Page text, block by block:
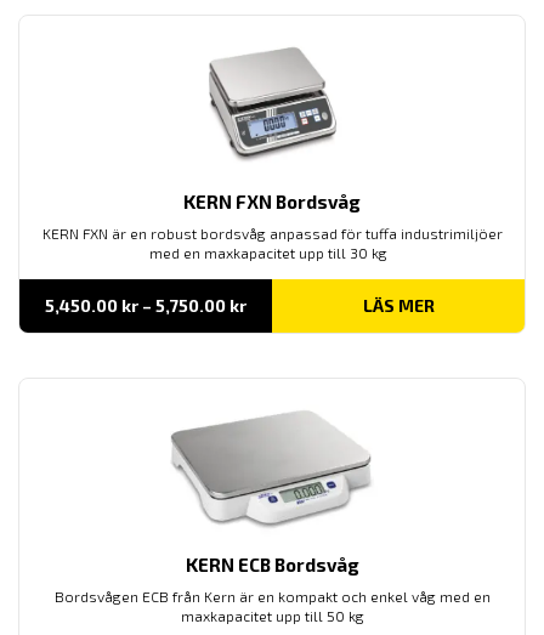
KERN FXN Bordsvåg
KERN FXN är en robust bordsvåg anpassad för tuffa industrimiljöer
med en maxkapacitet upp till 30 kg
5,450.00 kr – 5,750.00 krPrisintervall:
till
LÄS MER
KERN ECB Bordsvåg
Bordsvågen ECB från Kern är en kompakt och enkel våg med en
maxkapacitet upp till 50 kg